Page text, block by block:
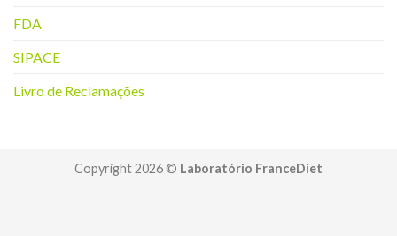
FDA
SIPACE
Livro de Reclamações
Copyright 2026 © Laboratório FranceDiet